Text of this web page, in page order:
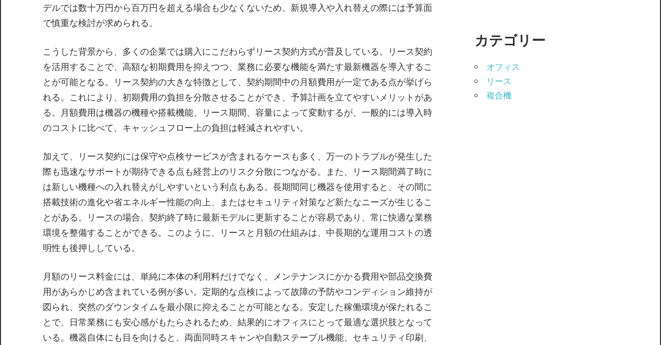
デルでは数十万円から百万円を超える場合も少なくないため、新規導入や入れ替えの際には予算面
で慎重な検討が求められる。
こうした背景から、多くの企業では購入にこだわらずリース契約方式が普及している。リース契約
を活用することで、高額な初期費用を抑えつつ、業務に必要な機能を満たす最新機器を導入するこ
とが可能となる。リース契約の大きな特徴として、契約期間中の月額費用が一定である点が挙げら
れる。これにより、初期費用の負担を分散させることができ、予算計画を立てやすいメリットがあ
る。月額費用は機器の機種や搭載機能、リース期間、容量によって変動するが、一般的には導入時
のコストに比べて、キャッシュフロー上の負担は軽減されやすい。
加えて、リース契約には保守や点検サービスが含まれるケースも多く、万一のトラブルが発生した
際も迅速なサポートが期待できる点も経営上のリスク分散につながる。また、リース期間満了時に
は新しい機種への入れ替えがしやすいという利点もある。長期間同じ機器を使用すると、その間に
搭載技術の進化や省エネルギー性能の向上、またはセキュリティ対策など新たなニーズが生じるこ
とがある。リースの場合、契約終了時に最新モデルに更新することが容易であり、常に快適な業務
環境を整備することができる。このように、リースと月額の仕組みは、中長期的な運用コストの透
明性も後押ししている。
月額のリース料金には、単純に本体の利用料だけでなく、メンテナンスにかかる費用や部品交換費
用があらかじめ含まれている例が多い。定期的な点検によって故障の予防やコンディション維持が
図られ、突然のダウンタイムを最小限に抑えることが可能となる。安定した稼働環境が保たれるこ
とで、日常業務にも安心感がもたらされるため、結果的にオフィスにとって最適な選択肢となって
いる。機器自体にも目を向けると、両面同時スキャンや自動ステープル機能、セキュリティ印刷、
カテゴリー
オフィス
リース
複合機